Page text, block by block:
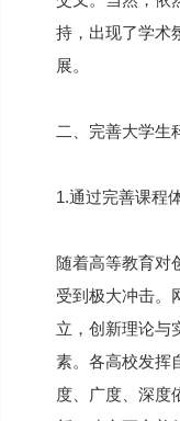
持，出现了学术
展。
二、完善大学生
1.通过完善课程
随着高等教育对
受到极大冲击。
立，创新理论与
素。各高校发挥
度、广度、深度